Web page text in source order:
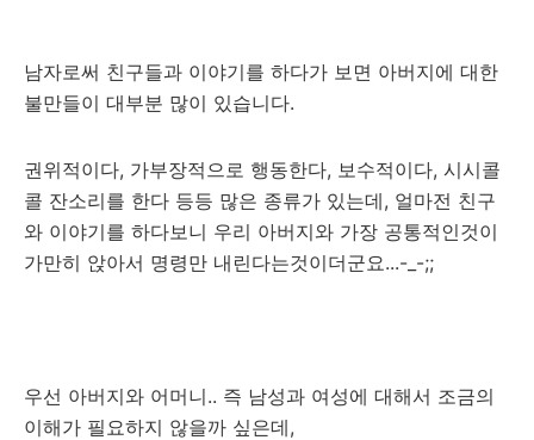
남자로써 친구들과 이야기를 하다가 보면 아버지에 대한
불만들이 대부분 많이 있습니다.
권위적이다, 가부장적으로 행동한다, 보수적이다, 시시콜
콜 잔소리를 한다 등등 많은 종류가 있는데, 얼마전 친구
와 이야기를 하다보니 우리 아버지와 가장 공통적인것이
가만히 앉아서 명령만 내린다는것이더군요...-_-;;
우선 아버지와 어머니.. 즉 남성과 여성에 대해서 조금의
이해가 필요하지 않을까 싶은데,